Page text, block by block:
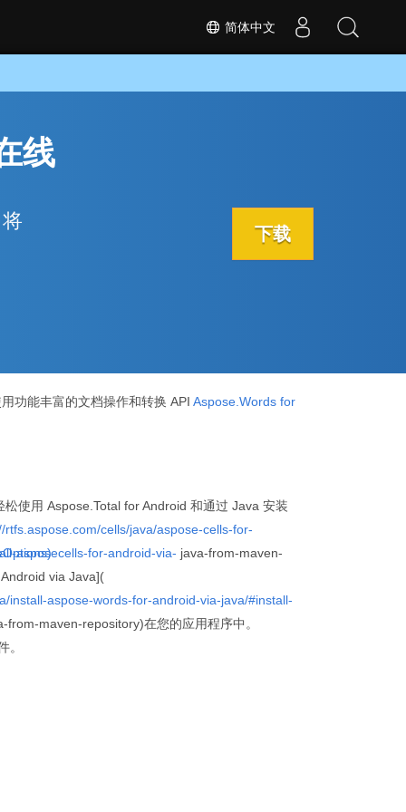
简体中文
线
下载
功能丰富的文档操作和转换 API Aspose.Words for
松使用 Aspose.Total for Android 和通过 Java 安装
rtfs.aspose.com/cells/java/aspose-cells-for-
asposecells-for-android-via- java-from-maven-
via Java](
install-aspose-words-for-android-via-java/#install-
maven-repository)在您的应用程序中。
。